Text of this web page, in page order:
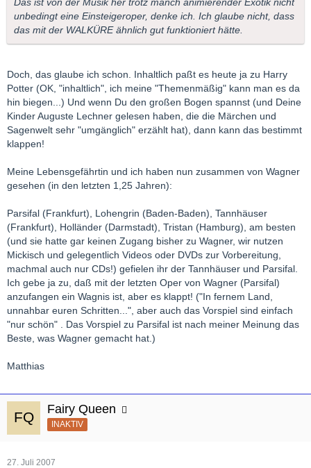
unbedingt eine Einsteigeroper, denke ich. Ich glaube nicht, dass
das mit der WALKÜRE ähnlich gut funktioniert hätte.
Doch, das glaube ich schon. Inhaltlich paßt es heute ja zu Harry
Potter (OK, "inhaltlich", ich meine "Themenmäßig" kann man es da
hin biegen...) Und wenn Du den großen Bogen spannst (und Deine
Kinder Auguste Lechner gelesen haben, die die Märchen und
Sagenwelt sehr "umgänglich" erzählt hat), dann kann das bestimmt
klappen!
Meine Lebensgefährtin und ich haben nun zusammen von Wagner
gesehen (in den letzten 1,25 Jahren):
Parsifal (Frankfurt), Lohengrin (Baden-Baden), Tannhäuser
(Frankfurt), Holländer (Darmstadt), Tristan (Hamburg), am besten
(und sie hatte gar keinen Zugang bisher zu Wagner, wir nutzen
Mickisch und gelegentlich Videos oder DVDs zur Vorbereitung,
machmal auch nur CDs!) gefielen ihr der Tannhäuser und Parsifal.
Ich gebe ja zu, daß mit der letzten Oper von Wagner (Parsifal)
anzufangen ein Wagnis ist, aber es klappt! ("In fernem Land,
unnahbar euren Schritten...", aber auch das Vorspiel sind einfach
"nur schön" . Das Vorspiel zu Parsifal ist nach meiner Meinung das
Beste, was Wagner gemacht hat.)
Matthias
Fairy Queen
INAKTIV
27. Juli 2007